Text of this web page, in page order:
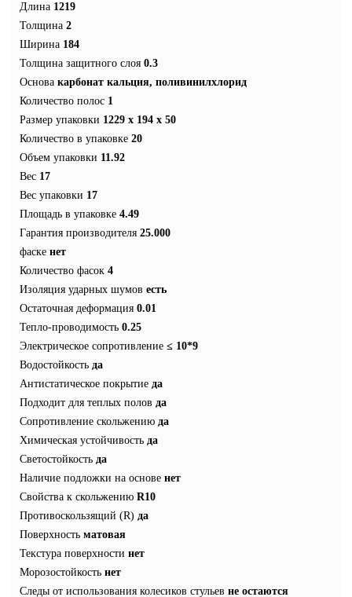
Длина 1219
Толщина 2
Ширина 184
Толщина защитного слоя 0.3
Основа карбонат кальция, поливинилхлорид
Количество полос 1
Размер упаковки 1229 x 194 x 50
Количество в упаковке 20
Объем упаковки 11.92
Вес 17
Вес упаковки 17
Площадь в упаковке 4.49
Гарантия производителя 25.000
фаске нет
Количество фасок 4
Изоляция ударных шумов есть
Остаточная деформация 0.01
Тепло-проводимость 0.25
Электрическое сопротивление ≤ 10*9
Водостойкость да
Антистатическое покрытие да
Подходит для теплых полов да
Сопротивление скольжению да
Химическая устойчивость да
Светостойкость да
Наличие подложки на основе нет
Свойства к скольжению R10
Противоскользящий (R) да
Поверхность матовая
Текстура поверхности нет
Морозостойкость нет
Следы от использования колесиков стульев не остаются